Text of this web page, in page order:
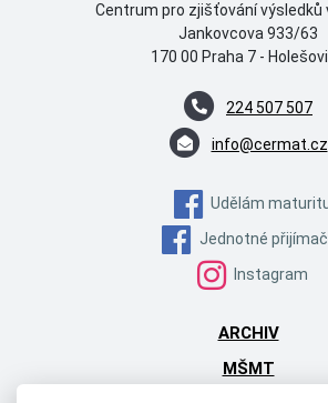
Centrum pro zjišťování výsledků
Jankovcova 933/63
170 00 Praha 7 -
224 507 507
info@cermat.cz
Udělám
Jednotné
Instagram
ARCHIV
MŠMT